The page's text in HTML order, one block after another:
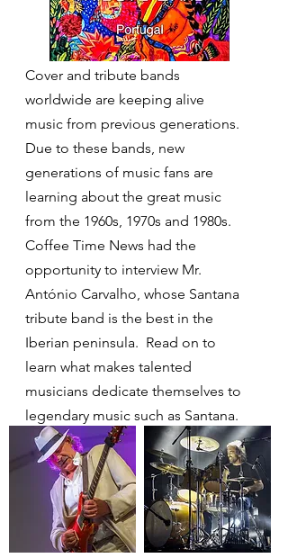
Cover and tribute bands
worldwide are keeping alive
music from previous generations.
Due to these bands, new
generations of music fans are
learning about the great music
from the 1960s, 1970s and 1980s.
Coffee Time News had the
opportunity to interview Mr.
António Carvalho, whose Santana
tribute band is the best in the
Iberian peninsula. Read on to
learn what makes talented
musicians dedicate themselves to
legendary music such as Santana.